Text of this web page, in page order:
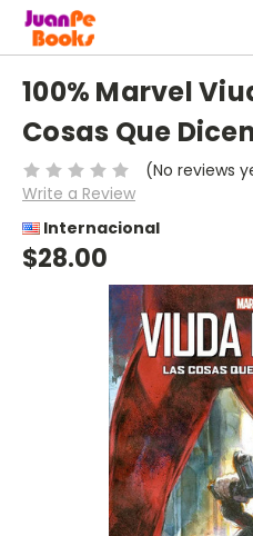
100% Marvel
Cosas Que
(No reviews
Write a Review
Internacional
$28.00